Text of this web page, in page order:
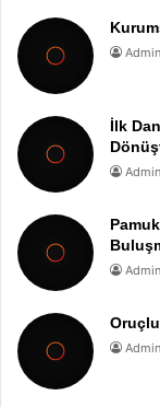
Admin
İlk
Admin
Admin
Admin